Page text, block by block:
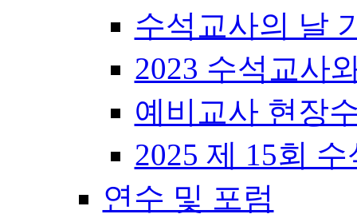
수석교사의 날
2023 수석교사
예비교사 현장
2025 제 15회
연수 및 포럼